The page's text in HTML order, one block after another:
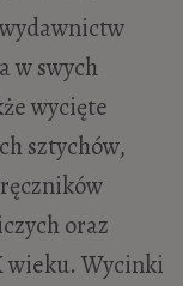
w swych
wycięte
sztychów,
oraz
wieku. Wycinki